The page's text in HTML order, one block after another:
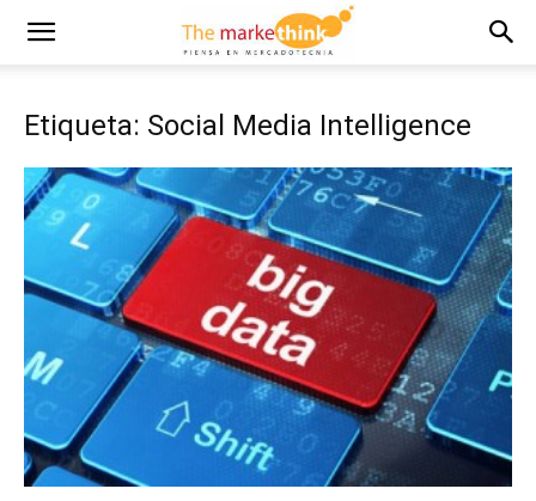
Etiqueta: Social Media Intelligence